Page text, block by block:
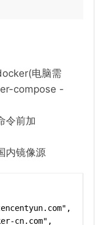
电脑需
compose -
令前加
内镜像源
cn.com",